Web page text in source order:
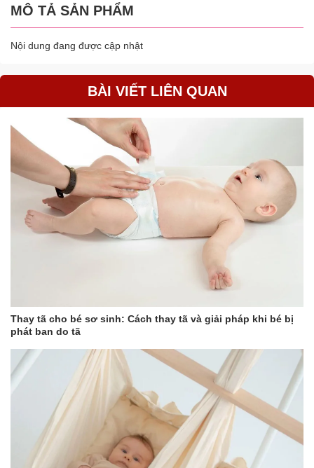
MÔ TẢ SẢN PHẨM
Nội dung đang được cập nhật
BÀI VIẾT LIÊN QUAN
Thay tã cho bé sơ sinh: Cách thay tã và giải pháp khi bé bị
phát ban do tã